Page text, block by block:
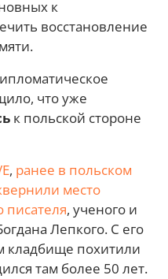
к
восстановление
что уже
к польской стороне
, ранее в польском
место
писателя, ученого и
Лепкого. С его
кладбище похитили
там более 50 лет.